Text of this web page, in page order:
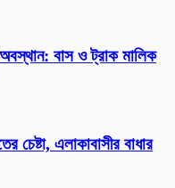
বাস ও ট্রাক মালিক
চেষ্টা, এলাকাবাসীর বাধার